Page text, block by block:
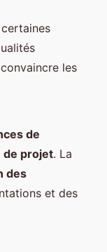
les
de
de projet. La
des
et des